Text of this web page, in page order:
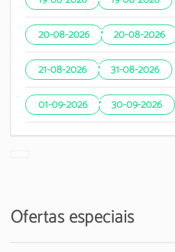
20-08-2026 · 20-08-2026
21-08-2026 · 31-08-2026
01-09-2026 · 30-09-2026
Ofertas especiais